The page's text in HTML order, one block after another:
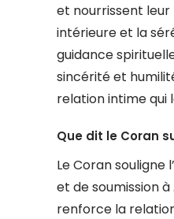
et nourrissent leur
intérieure et la
guidance
sincérité et
relation intime qui
Que dit le Coran
Le Coran
et de soumission
renforce la